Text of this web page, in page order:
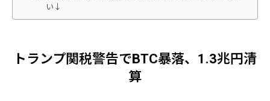
い↓
トランプ関税警告でBTC暴落、1.3兆円清
算